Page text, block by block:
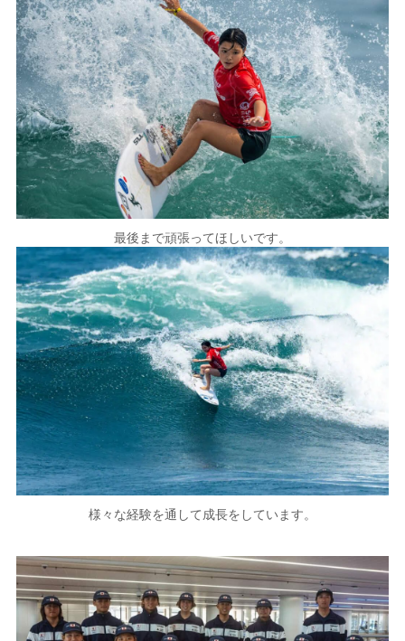
最後まで頑張ってほしいです。
様々な経験を通して成長をしています。